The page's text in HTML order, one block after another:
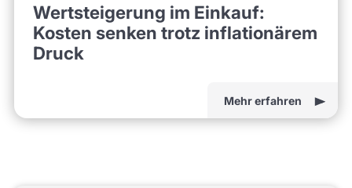
Wertsteigerung im Einkauf:
Kosten senken trotz inflationärem
Druck
Mehr erfahren